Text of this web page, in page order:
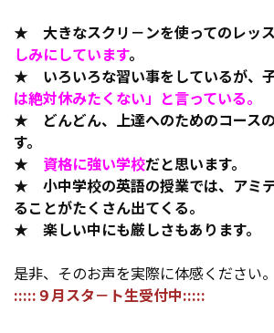
★ 大きなスクリ－ンを使ってのレッ
しみにしています。
★ いろいろな習い事をしているが、
は絶対休みたくない」と言っている。
★ どんどん、上達へのためのコース
す。
★ 資格に強い学校だと思います。
★ 小中学校の英語の授業では、アミ
ることがたくさん出てくる。
★ 楽しい中にも厳しさもあります。
是非、そのお声を実際に体感ください。
:::::９月スタ－ト生受付中:::::